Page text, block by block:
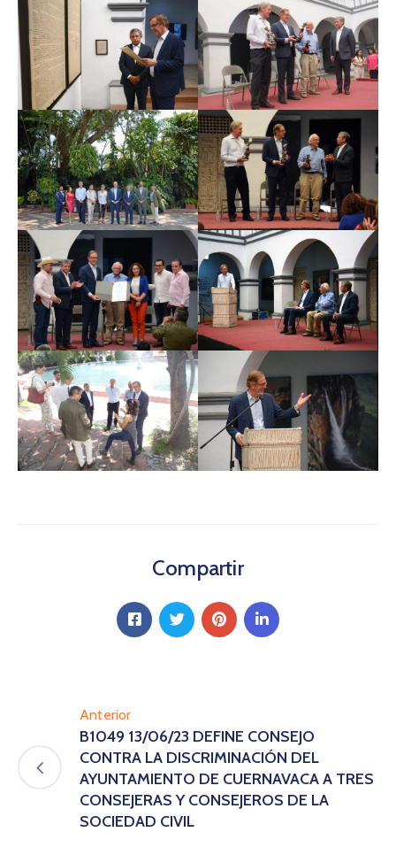
Compartir
Anterior
B1049 13/06/23 DEFINE CONSEJO
CONTRA LA DISCRIMINACIÓN DEL
AYUNTAMIENTO DE CUERNAVACA A TRES
CONSEJERAS Y CONSEJEROS DE LA
SOCIEDAD CIVIL